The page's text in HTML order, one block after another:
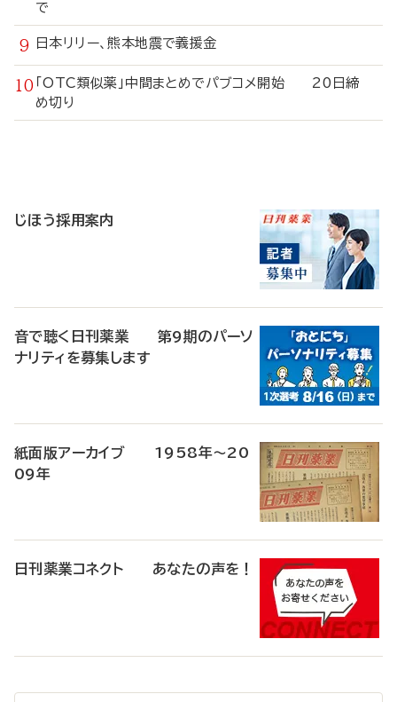
で
日本リリー、熊本地震で義援金
「OTC類似薬」中間まとめでパブコメ開始 20日締
め切り
じほう採用案内
音で聴く日刊薬業 第9期のパーソ
ナリティを募集します
紙面版アーカイブ 1958年～20
09年
日刊薬業コネクト あなたの声を！